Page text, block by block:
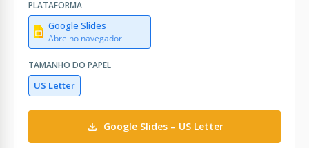
PLATAFORMA
Google Slides
Abre no navegador
TAMANHO DO PAPEL
US Letter
Google Slides – US Letter